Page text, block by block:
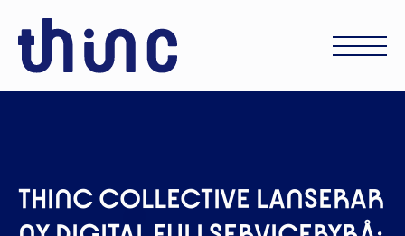
THINC COLLECTIVE LANSERAR